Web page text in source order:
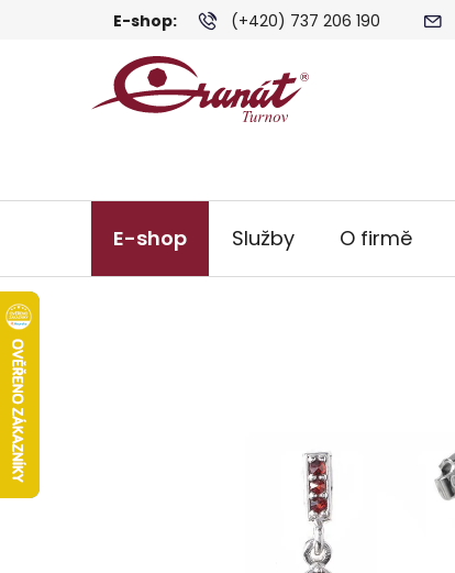
E-shop: (+420) 737 206 190
E-shop Služby O firmě